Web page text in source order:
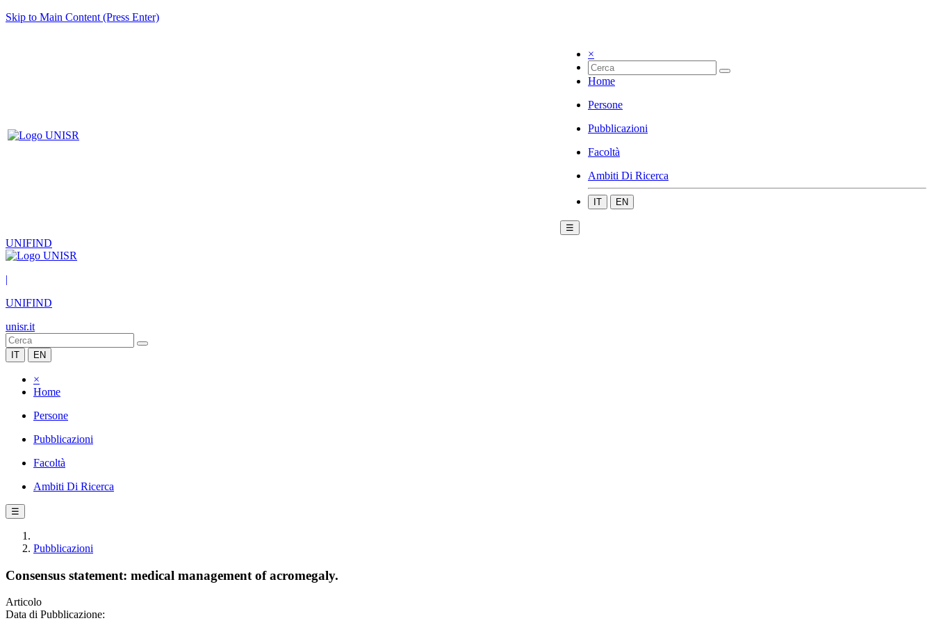
Skip to Main Content (Press Enter)
×
Home
Persone
Pubblicazioni
Facoltà
Ambiti Di Ricerca
IT EN
☰
UNIFIND
|
UNIFIND
unisr.it
IT EN
×
Home
Persone
Pubblicazioni
Facoltà
Ambiti Di Ricerca
☰
Pubblicazioni
Consensus statement: medical management of acromegaly.
Articolo
Data di Pubblicazione: